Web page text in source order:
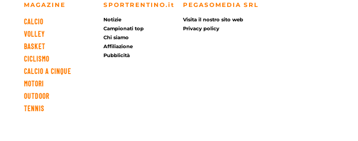
MAGAZINE
CALCIO
VOLLEY
BASKET
CICLISMO
CALCIO A CINQUE
MOTORI
OUTDOOR
TENNIS
SPORTRENTINO.it
Notizie
Campionati top
Chi siamo
Affiliazione
Pubblicità
PEGASOMEDIA SRL
Visita il nostro sito web
Privacy policy